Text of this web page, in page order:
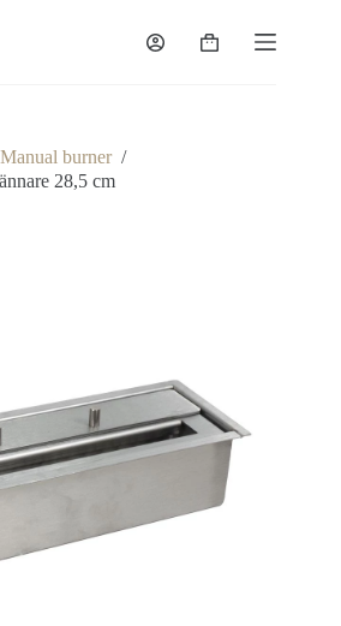
Manual burner /
28,5 cm